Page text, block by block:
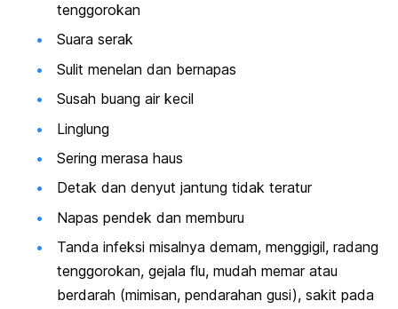
tenggorokan
Suara serak
Sulit menelan dan bernapas
Susah buang air kecil
Linglung
Sering merasa haus
Detak dan denyut jantung tidak teratur
Napas pendek dan memburu
Tanda infeksi misalnya demam, menggigil, radang
tenggorokan, gejala flu, mudah memar atau
berdarah (mimisan, pendarahan gusi), sakit pada